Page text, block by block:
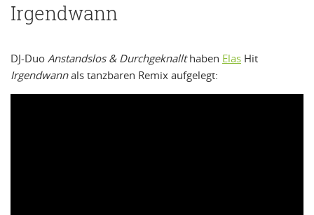
Irgendwann
DJ-Duo Anstandslos & Durchgeknallthaben Elas Hit
Irgendwannals tanzbaren Remix aufgelegt: